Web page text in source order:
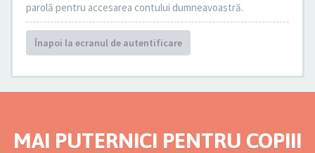
parolă pentru accesarea contului dumneavoastră.
Înapoi la ecranul de autentificare
MAI PUTERNICI PENTRU COPIII